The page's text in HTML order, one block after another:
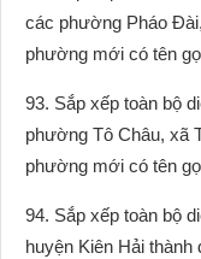
các phường Pháo
phường mới có tên
93. Sắp xếp toàn bộ
phường Tô Châu, xã
phường mới có tên
94. Sắp xếp toàn bộ
huyện Kiên Hải thành